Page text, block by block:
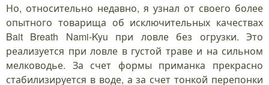
Но, относительно недавно, я узнал от своего более
опытного товарища об исключительных качествах
Bait Breath Nami-Kyu при ловле без огрузки. Это
реализуется при ловле в густой траве и на сильном
мелководье. За счет формы приманка прекрасно
стабилизируется в воде, а за счет тонкой перепонки